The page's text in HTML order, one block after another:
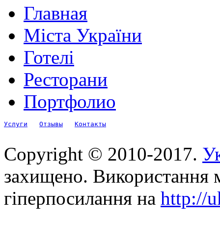
Главная
Міста України
Готелі
Ресторани
Портфолио
Услуги Отзывы Контакты
Copyright © 2010-2017.
захищено. Використання
гіперпосилання на http://